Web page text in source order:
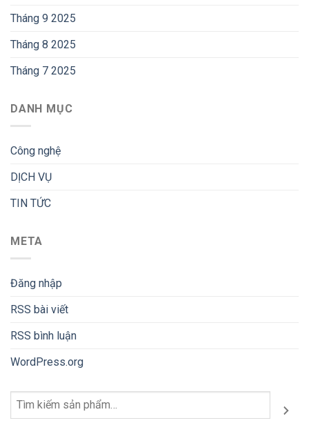
Tháng 9 2025
Tháng 8 2025
Tháng 7 2025
DANH MỤC
Công nghệ
DỊCH VỤ
TIN TỨC
META
Đăng nhập
RSS bài viết
RSS bình luận
WordPress.org
Tìm